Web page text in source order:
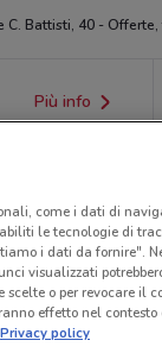
C. Battisti, 40 -
Più info
come i dati di
le tecnologie di
i dati da fornire".
visualizzati
o per revocare il
effetto nel contesto
Privacy policy